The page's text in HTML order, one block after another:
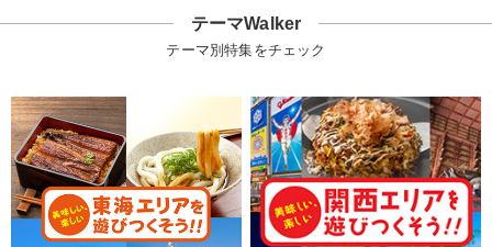
テーマWalker
テーマ別特集をチェック